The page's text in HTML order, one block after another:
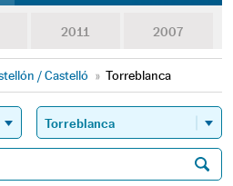
2011 2007
/ Castelló » Torreblanca